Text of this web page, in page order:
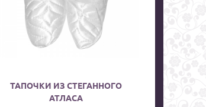
ТАПОЧКИ ИЗ СТЕГАННОГО
АТЛАСА